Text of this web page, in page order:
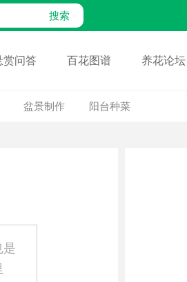
赏问答 百花图谱 养花论坛
盆景制作 阳台种菜
是